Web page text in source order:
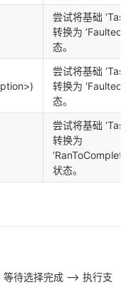
尝试将基础 ‘Task’
转换为 ‘Faulted’
态。
尝试将基础 ‘Task’
转换为 ‘Faulted’
态。
尝试将基础 ‘Task’
转换为
状态。
待选择完成 --> 执行支